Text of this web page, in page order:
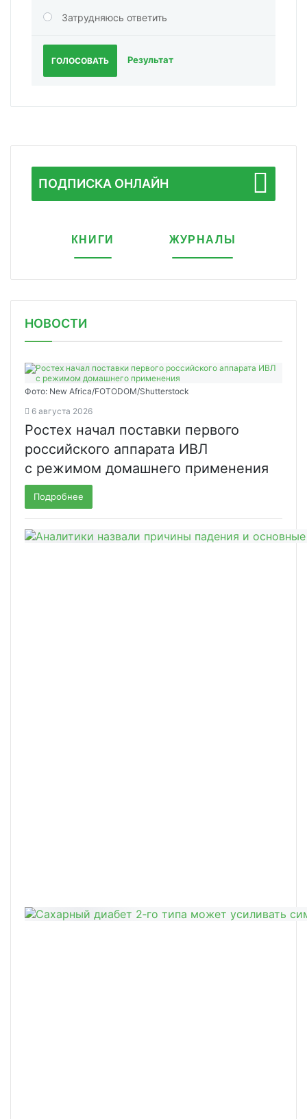
Затрудняюсь ответить
ГОЛОСОВАТЬ Результат
ПОДПИСКА ОНЛАЙН
КНИГИ ЖУРНАЛЫ
НОВОСТИ
Фото: New Africa/FOTODOM/Shutterstock
6 августа 2026
Ростех начал поставки первого
российского аппарата ИВЛ
с режимом домашнего применения
Подробнее